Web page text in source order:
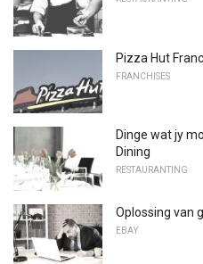
Pizza Hut
FRANCHISES
Dinge wat jy
Dining
RESTAURANTING
Oplossing van
EBAY